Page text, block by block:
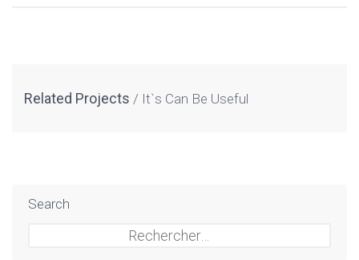
Related Projects It`s Can Be Useful
Search